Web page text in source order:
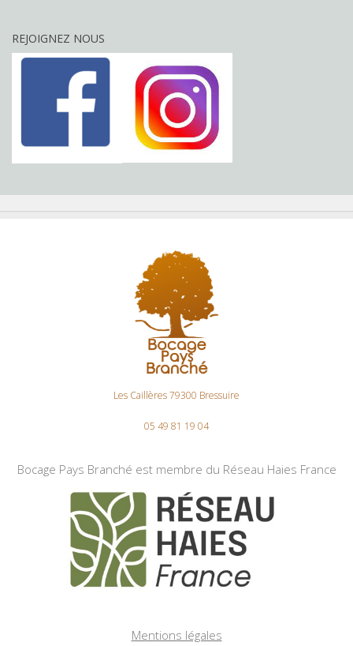
REJOIGNEZ NOUS
Les Caillères 79300 Bressuire
05 49 81 19 04
Bocage Pays Branché est membre du Réseau Haies France
Mentions légales